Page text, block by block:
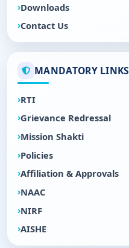
Downloads
Contact Us
MANDATORY LINKS
RTI
Grievance Redressal
Mission Shakti
Policies
Affiliation & Approvals
NAAC
NIRF
AISHE